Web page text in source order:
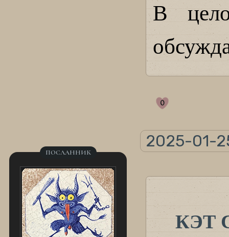
В
0
2025-01-
ПОСЛАННИК
КЭТ